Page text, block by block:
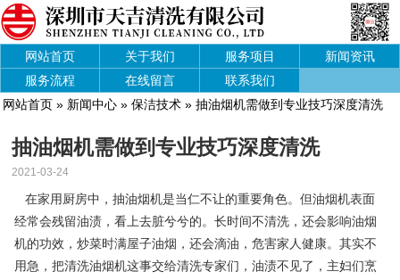
网站首页 关于我们 服务项目
新闻资讯
服务流程
在线留言
联系我们
网站首页 » 新闻中心 » 保洁技术 » 抽油烟机需做到专业技巧深度清洗
抽油烟机需做到专业技巧深度清洗
2021-03-24
在家用厨房中，抽油烟机是当仁不让的重要角色。但油烟机表面
经常会残留油渍，看上去脏兮兮的。长时间不清洗，还会影响油烟
机的功效，炒菜时满屋子油烟，还会滴油，危害家人健康。其实不
用急，把清洗油烟机这事交给清洗专家们，油渍不见了，主妇们烹